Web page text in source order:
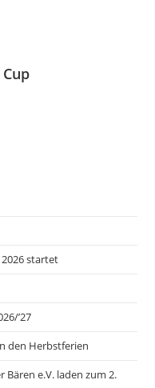
startet
’27
den Herbstferien
Bären e.V. laden zum 2.